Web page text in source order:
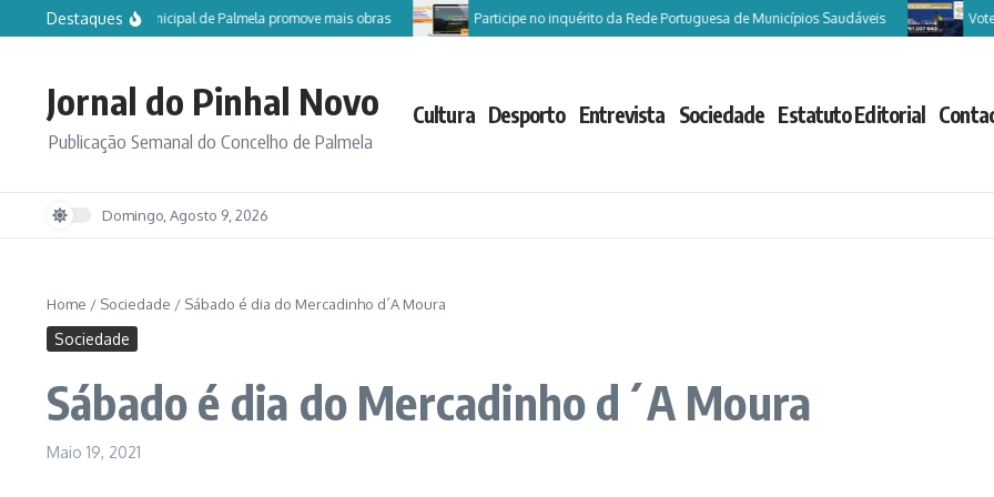
Ir para o conteúdo
Destaques
Câmara Municipal de Palmela promove mais obras Participe no inquérito da Rede Portuguesa de Municípios Saudáveis Vote
Jornal do Pinhal Novo
Publicação Semanal do Concelho de Palmela
Cultura Desporto Entrevista Sociedade Estatuto Editorial
Domingo, Agosto 9, 2026
Home / Sociedade / Sábado é dia do Mercadinho d´A Moura
Sociedade
Sábado é dia do Mercadinho d´A Moura
Maio 19, 2021